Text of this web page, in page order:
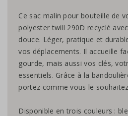
Ce sac malin pour bouteille de
polyester twill 290D recyclé
douce. Léger, pratique et
vos déplacements. Il accueille
gourde, mais aussi vos clés,
essentiels. Grâce à la
portez comme vous le
Disponible en trois couleurs :